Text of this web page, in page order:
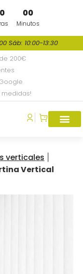
00
Minutos
Sáb: 10:00-13:30
200€
medidas!
verticales
Vertical